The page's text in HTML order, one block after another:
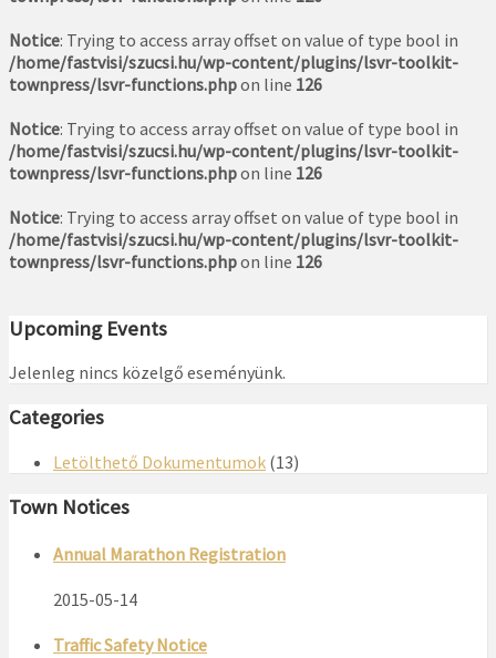
Notice: Trying to access array offset on value of type bool in
/home/fastvisi/szucsi.hu/wp-content/plugins/lsvr-toolkit-
townpress/lsvr-functions.phpon line 126
Notice: Trying to access array offset on value of type bool in
/home/fastvisi/szucsi.hu/wp-content/plugins/lsvr-toolkit-
townpress/lsvr-functions.phpon line 126
Notice: Trying to access array offset on value of type bool in
/home/fastvisi/szucsi.hu/wp-content/plugins/lsvr-toolkit-
townpress/lsvr-functions.phpon line 126
Upcoming Events
Jelenleg nincs közelgő eseményünk.
Categories
Letölthető Dokumentumok (13)
Town Notices
Annual Marathon Registration
2015-05-14
Traffic Safety Notice